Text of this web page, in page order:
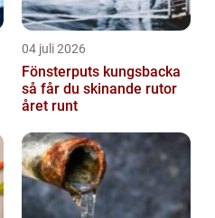
04 juli 2026
Fönsterputs kungsbacka
så får du skinande rutor
året runt